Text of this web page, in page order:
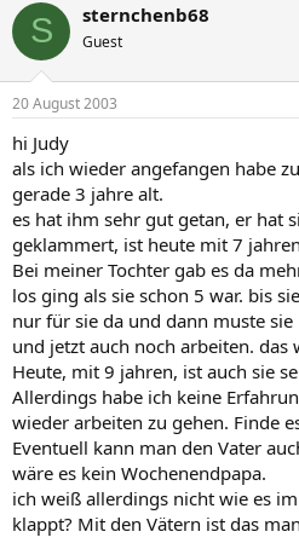
S sternchenb68
Guest
20 August 2003
hi Judy
als ich wieder angefangen habe
gerade 3 jahre alt.
es hat ihm sehr gut getan, er hat
geklammert, ist heute mit 7
Bei meiner Tochter gab es da
los ging als sie schon 5 war. bis
nur für sie da und dann muste
und jetzt auch noch arbeiten. das
Heute, mit 9 jahren, ist auch sie
Allerdings habe ich keine
wieder arbeiten zu gehen. Finde
Eventuell kann man den Vater
wäre es kein Wochenendpapa.
ich weiß allerdings nicht wie es
klappt? Mit den Vätern ist das